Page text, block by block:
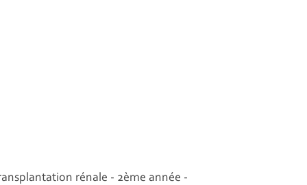
rénale - 2ème année -